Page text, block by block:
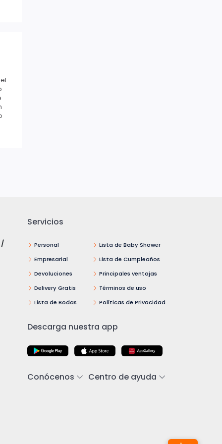
/
Servicios
Personal
Empresarial
Devoluciones
Delivery Gratis
Lista de Bodas
Lista de Baby Shower
Lista de Cumpleaños
Principales ventajas
Términos de uso
Políticas de Privacidad
Descarga nuestra app
Conócenos Centro de ayuda